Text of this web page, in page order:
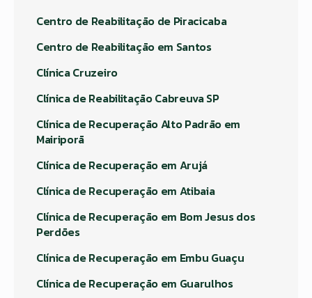
Centro de Reabilitação de Piracicaba
Centro de Reabilitação em Santos
Clínica Cruzeiro
Clínica de Reabilitação Cabreuva SP
Clínica de Recuperação Alto Padrão em
Mairiporã
Clínica de Recuperação em Arujá
Clínica de Recuperação em Atibaia
Clínica de Recuperação em Bom Jesus dos
Perdões
Clínica de Recuperação em Embu Guaçu
Clínica de Recuperação em Guarulhos